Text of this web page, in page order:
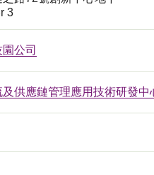
3
公司
及供應鏈管理應用技術研發中